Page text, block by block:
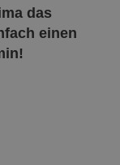
das
einen